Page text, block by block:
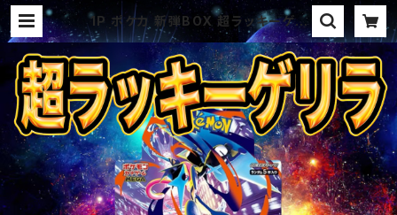
1P ポケカ 新弾BOX 超ラッキーゲリ
ラ | オリパ ブラザーズ オリパ専門
店 (ポケカ、ワンピース、遊戯王、ヴァ
イス、ドラゴンボール)